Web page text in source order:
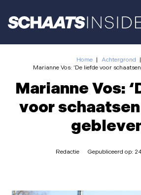
Home | Achtergrond |
Marianne Vos: ‘De liefde voor
Marianne Vos:
voor
Redactie Gepubliceerd op: